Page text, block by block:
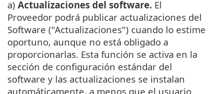
a) Actualizaciones del software. El
Proveedor podrá publicar actualizaciones del
Software ("Actualizaciones") cuando lo estime
oportuno, aunque no está obligado a
proporcionarlas. Esta función se activa en la
sección de configuración estándar del
software y las actualizaciones se instalan
automáticamente, a menos que el usuario